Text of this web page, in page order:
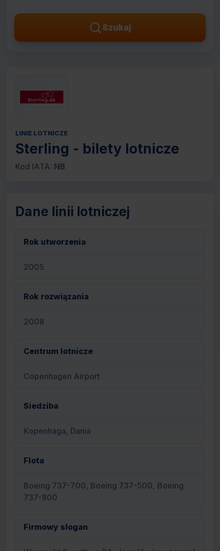
Szukaj
LINIE LOTNICZE
Sterling - bilety lotnicze
Kod IATA: NB
Dane linii lotniczej
Rok utworzenia
2005
Rok rozwiązania
2008
Centrum lotnicze
Copenhagen Airport
Siedziba
Kopenhaga, Dania
Flota
Boeing 737-700, Boeing 737-500, Boeing
737-800
Firmowy slogan